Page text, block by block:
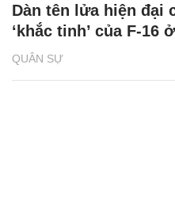
QUÂN SỰ
Dàn tên lửa hiện đại
‘khắc tinh’ của F-16